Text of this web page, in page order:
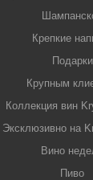
Крепкие
Подарки
Крупным
Коллекция вин
Эксклюзивно на
Вино
Пиво